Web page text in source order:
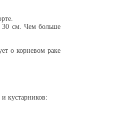
30 см. Чем больше
о корневом раке
кустарников: